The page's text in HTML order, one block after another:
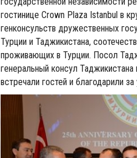
гостинице Crown Plaza Istanbul в
генконсульств дружественных
Турции и Таджикистана,
проживающих в Турции. Посол
генеральный консул
встречали гостей и благодарили